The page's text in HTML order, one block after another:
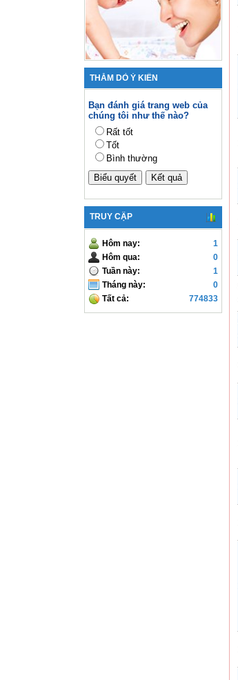
THĂM DÒ Ý KIẾN
Bạn đánh giá trang web của
chúng tôi như thế nào?
Rất tốt
Tốt
Bình thường
TRUY CẬP
Hôm nay:
1
Hôm qua:
0
Tuần này:
1
Tháng này:
0
Tất cả:
774833